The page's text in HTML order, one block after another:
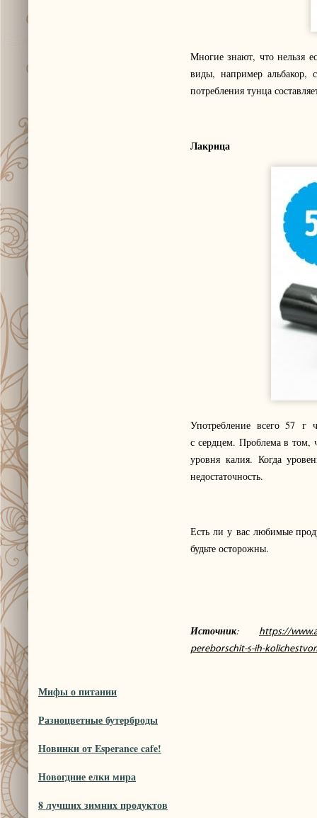
Многие знают, что нельзя
виды, например альбакор,
потребления тунца
Лакрица
Употребление всего 57 г
с сердцем. Проблема в том,
уровня калия. Когда
недостаточность.
Есть ли у вас любимые
будьте осторожны.
Источник:
https://
pereborschit-s-ih-
Мифы о питании
Разноцветные бутерброды
Новинки от Esperance cafe!
Новогдние елки мира
8 лучших зимних продуктов